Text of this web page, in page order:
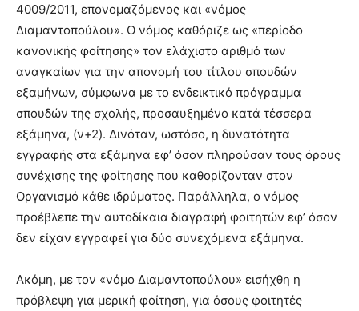
4009/2011, επονομαζόμενος και «νόμος
Διαμαντοπούλου». Ο νόμος καθόριζε ως «περίοδο
κανονικής φοίτησης» τον ελάχιστο αριθμό των
αναγκαίων για την απονομή του τίτλου σπουδών
εξαμήνων, σύμφωνα με το ενδεικτικό πρόγραμμα
σπουδών της σχολής, προσαυξημένο κατά τέσσερα
εξάμηνα, (ν+2). Δινόταν, ωστόσο, η δυνατότητα
εγγραφής στα εξάμηνα εφ’ όσον πληρούσαν τους όρους
συνέχισης της φοίτησης που καθορίζονταν στον
Οργανισμό κάθε ιδρύματος. Παράλληλα, ο νόμος
προέβλεπε την αυτοδίκαια διαγραφή φοιτητών εφ’ όσον
δεν είχαν εγγραφεί για δύο συνεχόμενα εξάμηνα.
Ακόμη, με τον «νόμο Διαμαντοπούλου» εισήχθη η
πρόβλεψη για μερική φοίτηση, για όσους φοιτητές